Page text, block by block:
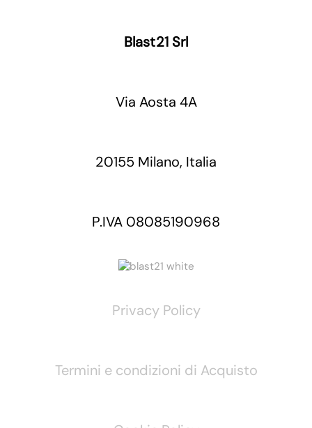
Blast21 Srl
Via Aosta 4A
20155 Milano, Italia
P.IVA 08085190968
Privacy Policy
Termini e condizioni di Acquisto